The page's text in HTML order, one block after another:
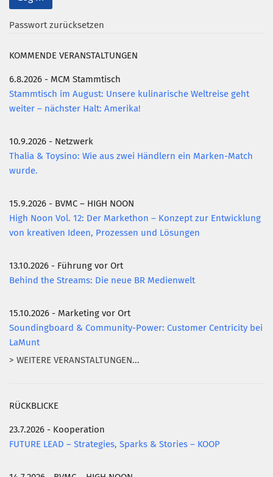
Passwort zurücksetzen
KOMMENDE VERANSTALTUNGEN
6.8.2026 - MCM Stammtisch
Stammtisch im August: Unsere kulinarische Weltreise geht
weiter – nächster Halt: Amerika!
10.9.2026 - Netzwerk
Thalia & Toysino: Wie aus zwei Händlern ein Marken-Match
wurde.
15.9.2026 - BVMC – HIGH NOON
High Noon Vol. 12: Der Markethon – Konzept zur Entwicklung
von kreativen Ideen, Prozessen und Lösungen
13.10.2026 - Führung vor Ort
Behind the Streams: Die neue BR Medienwelt
15.10.2026 - Marketing vor Ort
Soundingboard & Community-Power: Customer Centricity bei
LaMunt
> WEITERE VERANSTALTUNGEN...
RÜCKBLICKE
23.7.2026 - Kooperation
FUTURE LEAD – Strategies, Sparks & Stories – KOOP